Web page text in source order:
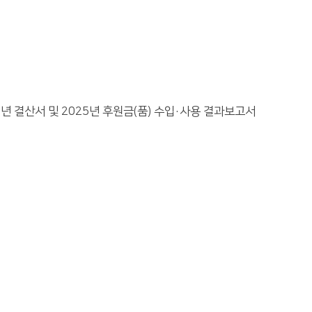
결산서 및 2025년 후원금(품) 수입·사용 결과보고서